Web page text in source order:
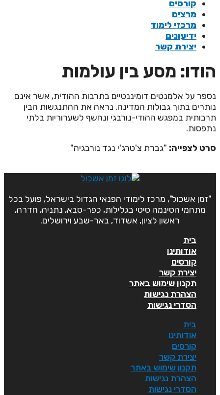
קורסים
מרצים
מרכזי לימוד
ידיעונים
יצירת קשר
מסע בין עולמות
על אלמנטים דומיננטיים בתרבות ההודית, אשר אינם
בתוך גבולות המדינה. נראה את ההתנגשות הבין
במפגש ההודי-נורבגי ונחשף לשערוריות בלתי
לצפייה:"גברת צ'טרג'י נגד נורבגיה"
"זמן אשכול", מרכז לימודי הפנאי הגדול בישראל, פועל בכל
מתחמי הסינמה סיטי בגלילות, כפר-סבא, נתניה, חדרה,
ראשון לציון, אשדוד, באר-שבע וירושלים.
בית
אודותינו
קורסים
יצירת קשר
תקנון שימוש באתר
הצהרת נגישות
הסדרי נגישות
בית
אודותינו
קורסים
יצירת קשר
תקנון שימוש באתר
הצהרת נגישות
הסדרי נגישות